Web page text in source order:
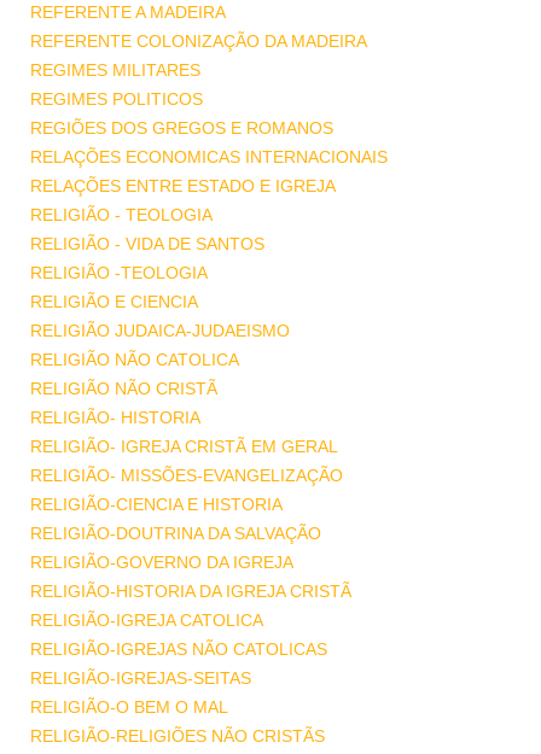
REFERENTE A MADEIRA
REFERENTE COLONIZAÇÃO DA MADEIRA
REGIMES MILITARES
REGIMES POLITICOS
REGIÕES DOS GREGOS E ROMANOS
RELAÇÕES ECONOMICAS INTERNACIONAIS
RELAÇÕES ENTRE ESTADO E IGREJA
RELIGIÃO - TEOLOGIA
RELIGIÃO - VIDA DE SANTOS
RELIGIÃO -TEOLOGIA
RELIGIÃO E CIENCIA
RELIGIÃO JUDAICA-JUDAEISMO
RELIGIÃO NÃO CATOLICA
RELIGIÃO NÃO CRISTÃ
RELIGIÃO- HISTORIA
RELIGIÃO- IGREJA CRISTÃ EM GERAL
RELIGIÃO- MISSÕES-EVANGELIZAÇÃO
RELIGIÃO-CIENCIA E HISTORIA
RELIGIÃO-DOUTRINA DA SALVAÇÃO
RELIGIÃO-GOVERNO DA IGREJA
RELIGIÃO-HISTORIA DA IGREJA CRISTÃ
RELIGIÃO-IGREJA CATOLICA
RELIGIÃO-IGREJAS NÃO CATOLICAS
RELIGIÃO-IGREJAS-SEITAS
RELIGIÃO-O BEM O MAL
RELIGIÃO-RELIGIÕES NÃO CRISTÃS